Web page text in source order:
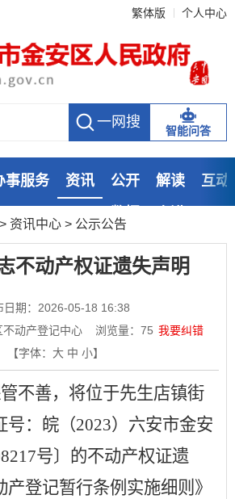
繁体版 个人中心
智能问答
事服务 资讯 公开 解读
互动
> 资讯中心 > 公示公告
不动产权证遗失声明
日期：2026-05-18 16:38
动产登记中心
浏览量： 75 我要纠错
【字体： 大 中 小】
不善， 将位于先生店镇街
号：皖（2023）六安市金安
号〕 的不动产权证遗
登记暂行条例实施细则》